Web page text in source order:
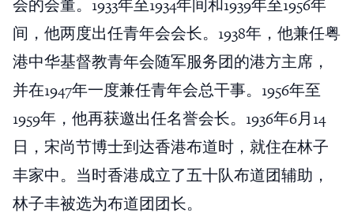
会的会董。1933年至1934年间和1939年至1956年
间，他两度出任青年会会长。1938年，他兼任粤
港中华基督教青年会随军服务团的港方主席，
并在1947年一度兼任青年会总干事。1956年至
1959年，他再获邀出任名誉会长。1936年6月14
日，宋尚节博士到达香港布道时，就住在林子
丰家中。当时香港成立了五十队布道团辅助，
林子丰被选为布道团团长。